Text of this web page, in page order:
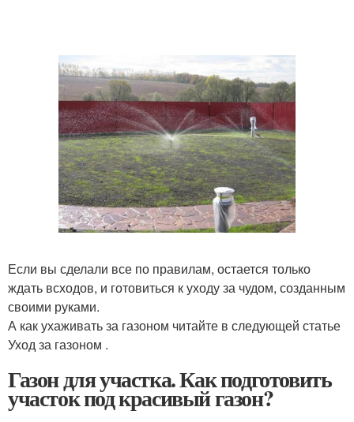
Если вы сделали все по правилам, остается только
ждать всходов, и готовиться к уходу за чудом, созданным
своими руками.
А как ухаживать за газоном читайте в следующей статье
Уход за газоном .
Газон для участка. Как подготовить
участок под красивый газон?